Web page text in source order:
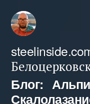
Перейти
содержимому
Блог: